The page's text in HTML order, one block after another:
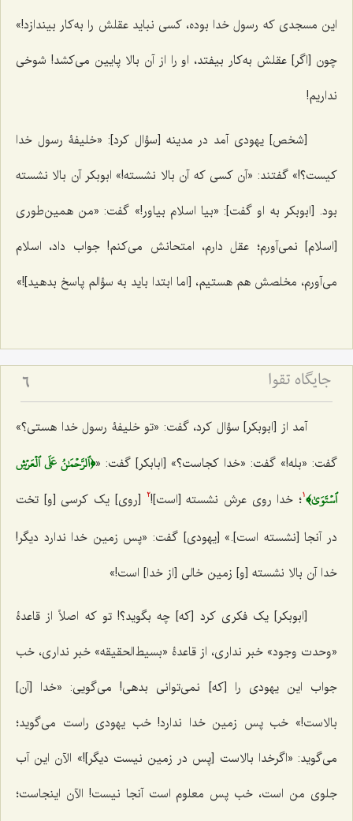
این مسجدی که رسول خدا بوده، کسی نباید عقلش را به‌کار بیندازد!»
چون [اگر] عقلش به‌کار بیفتد، او را از آن بالا پایین می‌کشد! شوخی
نداریم!
[شخص] یهودی آمد در مدینه [سؤال کرد]: «خلیفۀ رسول خدا
کیست؟!» گفتند: «آن کسی که آن بالا نشسته!» ابوبکر آن بالا نشسته
بود. [ابوبکر به او گفت]: «بیا اسلام بیاور!» گفت: «من همین‌طوری
[اسلام] نمی‌آورم؛ عقل دارم، امتحانش می‌کنم! جواب داد، اسلام
می‌آورم، مخلصش هم هستیم، [اما ابتدا باید به سؤالم پاسخ بدهید]!»
جایگاه تقوا 6
آمد از [ابوبکر] سؤال کرد، گفت: «تو خلیفۀ رسول خدا هستی؟»
گفت: «بله!» گفت: «خدا کجاست؟» [ابابکر] گفت: «﴿ٱلرَّحۡمَٰنُ عَلَى ٱلۡعَرۡشِ
ٱسۡتَوَىٰ﴾1؛ خدا روی عرش نشسته [است]!2
[روی] یک کرسی [و] تخت
در آنجا [نشسته است].» [یهودی] گفت: «پس زمین خدا ندارد دیگر!
خدا آن بالا نشسته [و] زمین خالی‌ [از خدا] است!»
[ابوبکر] یک فکری کرد [که] چه بگوید؟! تو که اصلاً از قاعدۀ
«وحدت وجود» خبر نداری، از قاعدۀ «بسیط‌الحقیقه» خبر نداری، خب
جواب این یهودی را [که] نمی‌توانی بدهی! می‌گویی: «خدا [آن]
بالاست!» خب پس زمین خدا ندارد! خب یهودی راست می‌گوید؛
می‌گوید: «اگرخدا بالاست [پس در زمین نیست دیگر]!» الآن این آب
جلوی من است، خب پس معلوم است آنجا نیست! الآن اینجاست؛